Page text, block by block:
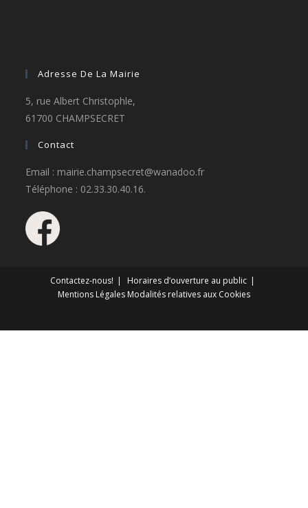
Adresse De La Mairie
5, rue Albert Christophle,
61700 CHAMPSECRET
Contact
Email : mairie.champsecret@wanadoo.fr
Téléphone : 02.33.30.40.16.
Contactez-nous!
Horaires d’ouverture au public
Mentions Légales Modalités relatives aux Cookies